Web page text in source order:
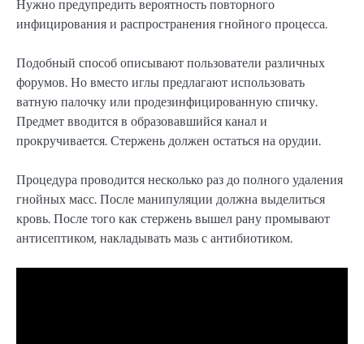
Нужно предупредить вероятность повторного
инфицирования и распространения гнойного процесса.
Подобный способ описывают пользователи различных
форумов. Но вместо иглы предлагают использовать
ватную палочку или продезинфицированную спичку.
Предмет вводится в образовавшийся канал и
прокручивается. Стержень должен остаться на орудии.
Процедура проводится несколько раз до полного удаления
гнойных масс. После манипуляции должна выделиться
кровь. После того как стержень вышел рану промывают
антисептиком, накладывать мазь с антибиотиком.